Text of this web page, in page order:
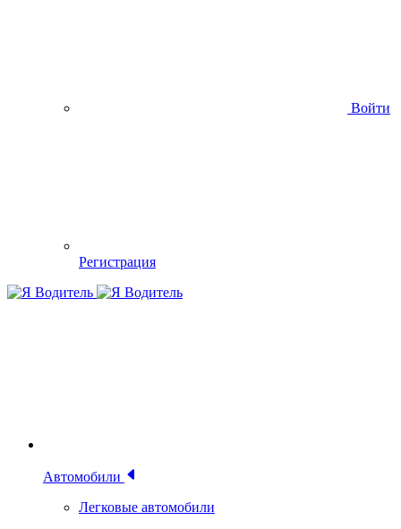
Войти
Регистрация
Автомобили
Легковые автомобили